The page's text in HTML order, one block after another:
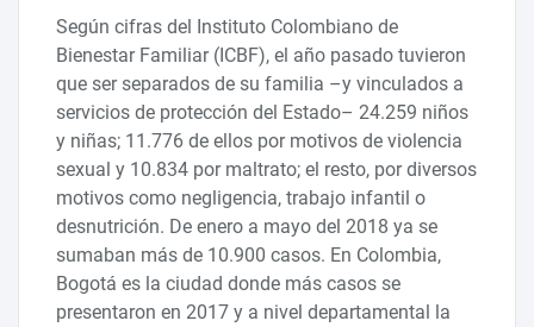
Según cifras del Instituto Colombiano de
Bienestar Familiar (ICBF), el año pasado tuvieron
que ser separados de su familia –y vinculados a
servicios de protección del Estado– 24.259 niños
y niñas; 11.776 de ellos por motivos de violencia
sexual y 10.834 por maltrato; el resto, por diversos
motivos como negligencia, trabajo infantil o
desnutrición. De enero a mayo del 2018 ya se
sumaban más de 10.900 casos. En Colombia,
Bogotá es la ciudad donde más casos se
presentaron en 2017 y a nivel departamental la